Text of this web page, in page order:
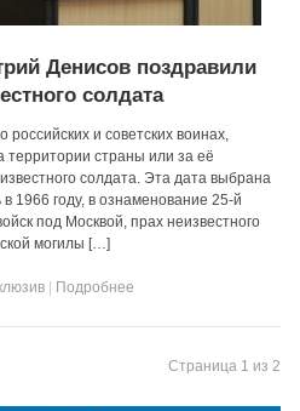
Денисов поздравили
солдата
и советских воинах,
территории страны или за её
солдата. Эта дата выбрана
1966 году, в ознаменование 25-й
под Москвой, прах неизвестного
могилы […]
Подробнее
Страница 1 из 2